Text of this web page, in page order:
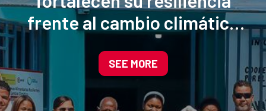
frente al cambio climático
mediante la agroecología y
la gestión sostenible del
agua
SEE MORE